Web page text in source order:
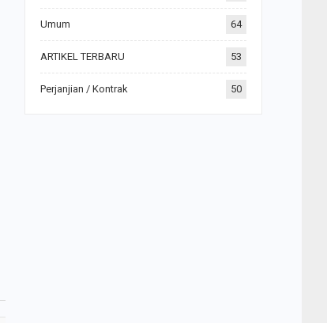
Umum 64
ARTIKEL TERBARU 53
Perjanjian / Kontrak 50